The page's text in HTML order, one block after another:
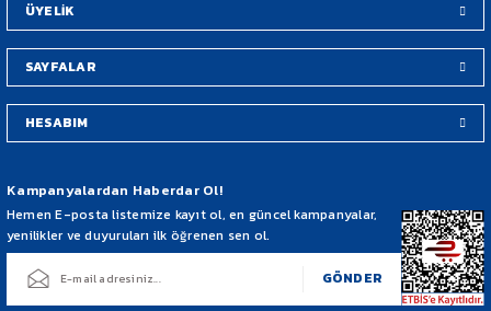
ÜYELİK
SAYFALAR
HESABIM
Kampanyalardan Haberdar Ol!
Hemen E-posta listemize kayıt ol, en güncel kampanyalar,
yenilikler ve duyuruları ilk öğrenen sen ol.
GÖNDER